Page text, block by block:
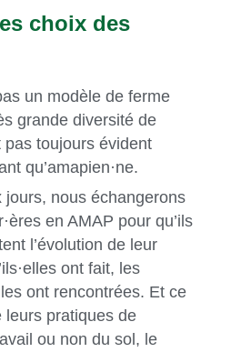
choix des
un modèle de ferme
grande diversité de
pas toujours évident
qu’amapien·ne.
jours, nous échangerons
en AMAP pour qu’ils
l’évolution de leur
ont fait, les
ont rencontrées. Et ce
leurs pratiques de
ou non du sol, le